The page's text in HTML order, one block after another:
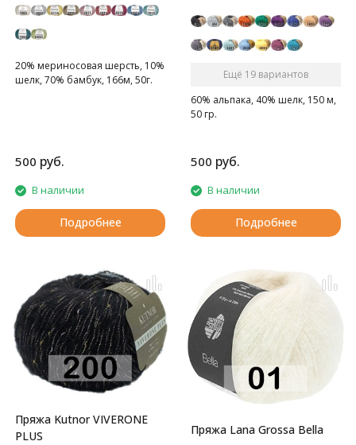
20% мериносовая шерсть, 10%
шелк, 70% бамбук, 166м, 50г.
500 руб.
В наличии
Подробнее
Ещё 19 вариантов
60% альпака, 40% шелк, 150 м,
50 гр.
500 руб.
В наличии
Подробнее
Пряжа Kutnor VIVERONE
PLUS
Пряжа Lana Grossa Bella